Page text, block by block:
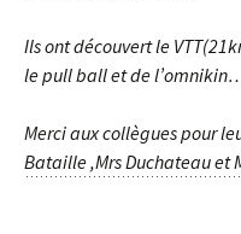
Ils ont découvert le
le pull ball et de
Merci aux collègues pour
Bataille ,Mrs Duchateau et